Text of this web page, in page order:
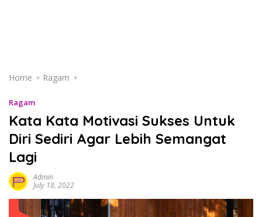
Home Ragam
Ragam
Kata Kata Motivasi Sukses Untuk
Diri Sediri Agar Lebih Semangat
Lagi
Admin
July 18, 2022